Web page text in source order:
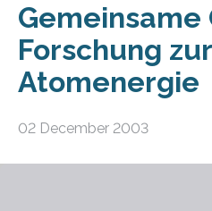
Gemeinsame
Forschung zur
Atomenergie
02 December 2003